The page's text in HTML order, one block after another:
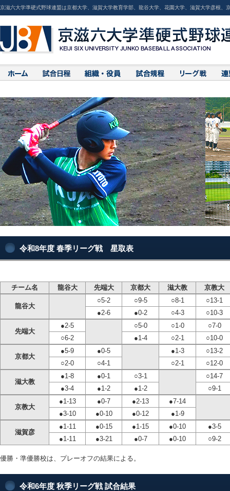
京滋六大学準硬式野球連盟は京都大学、滋賀大学教育学部、龍谷大学、花園大学、滋賀大学彦根
令和8年度 春季リーグ戦 星取表
チーム名 龍谷大 先端大 京都大 滋大教 京教大
龍谷大
○5-2 ○9-5 ○8-1
○13-1
●2-6
●0-2 ○4-3 ○10-3
先端大
●2-5 ○5-0 ○1-0
○7-0
○6-2
●1-4 ○2-1 ○10-0
京都大
●5-9 ●0-5 ●1-3
○13-2
○2-0
○4-1 ○2-1 ○12-0
滋大教
●1-8 ●0-1 ○3-1
○14-7
●3-4
●1-2 ●1-2 ○9-1
京教大
●1-13 ●0-7 ●2-13
●7-14
●3-10
●0-10 ●0-12 ●1-9
滋賀彦
●1-11 ●0-15 ●1-15 ●0-10
●3-5
●1-11
●3-21 ●0-7 ●0-10 ○9-2
優勝・準優勝校は、プレーオフの結果による。
令和6年度 秋季リーグ戦 試合結果